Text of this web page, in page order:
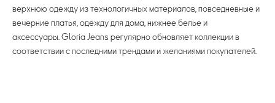
верхнюю одежду из технологичных материалов, повседневные и
вечерние платья, одежду для дома, нижнее белье и
аксессуары. Gloria Jeans регулярно обновляет коллекции в
соответствии с последними трендами и желаниями покупателей.